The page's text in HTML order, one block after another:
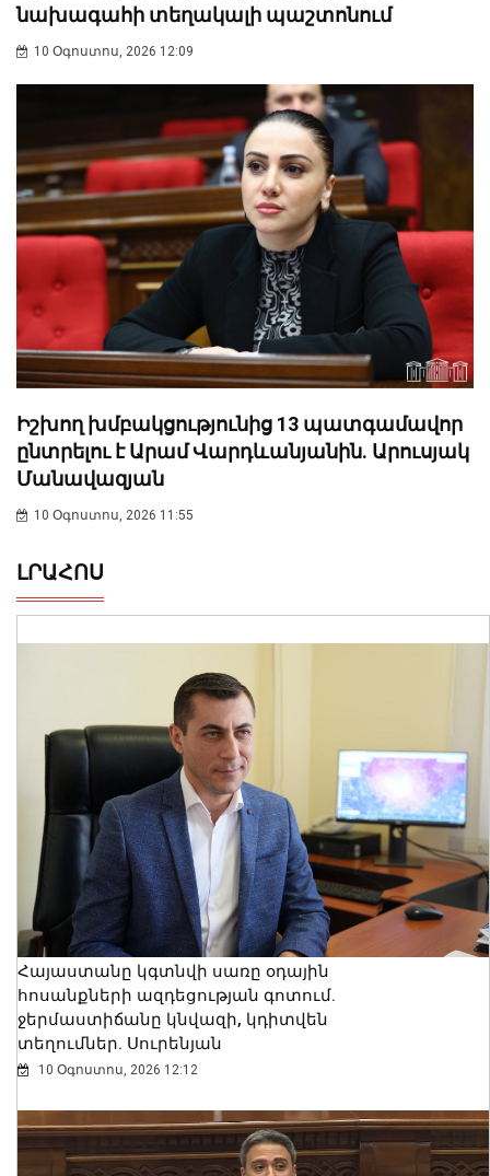
նախագահի տեղակալի պաշտոնում
10 Օգոստոս, 2026 12:09
Իշխող խմբակցությունից 13 պատգամավոր
ընտրելու է Արամ Վարդևանյանին. Արուսյակ
Մանավազյան
10 Օգոստոս, 2026 11:55
ԼՐԱՀՈՍ
Հայաստանը կգտնվի սառը օդային
հոսանքների ազդեցության գոտում.
ջերմաստիճանը կնվազի, կդիտվեն
տեղումներ. Սուրենյան
10 Օգոստոս, 2026 12:12